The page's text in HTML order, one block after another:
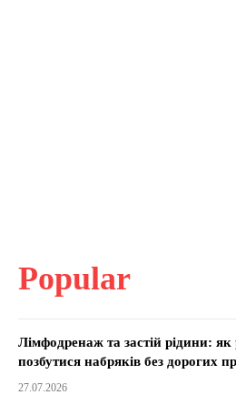
Popular
Лімфодренаж та застій рідини: як
позбутися набряків без дорогих
27.07.2026